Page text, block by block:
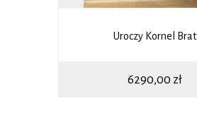
Uroczy Kornel Brat
6290,00 zł